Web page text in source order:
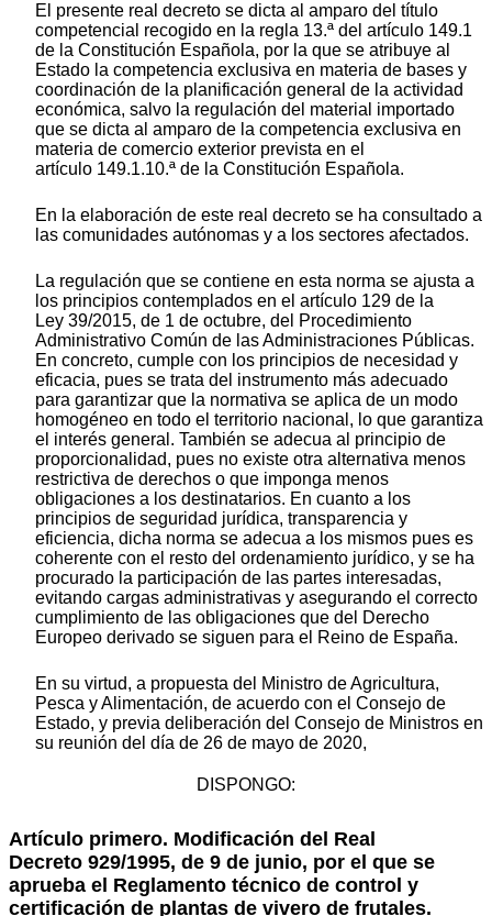
El presente real decreto se dicta al amparo del título
competencial recogido en la regla 13.ª del artículo 149.1
de la Constitución Española, por la que se atribuye al
Estado la competencia exclusiva en materia de bases y
coordinación de la planificación general de la actividad
económica, salvo la regulación del material importado
que se dicta al amparo de la competencia exclusiva en
materia de comercio exterior prevista en el
artículo 149.1.10.ª de la Constitución Española.
En la elaboración de este real decreto se ha consultado a
las comunidades autónomas y a los sectores afectados.
La regulación que se contiene en esta norma se ajusta a
los principios contemplados en el artículo 129 de la
Ley 39/2015, de 1 de octubre, del Procedimiento
Administrativo Común de las Administraciones Públicas.
En concreto, cumple con los principios de necesidad y
eficacia, pues se trata del instrumento más adecuado
para garantizar que la normativa se aplica de un modo
homogéneo en todo el territorio nacional, lo que garantiza
el interés general. También se adecua al principio de
proporcionalidad, pues no existe otra alternativa menos
restrictiva de derechos o que imponga menos
obligaciones a los destinatarios. En cuanto a los
principios de seguridad jurídica, transparencia y
eficiencia, dicha norma se adecua a los mismos pues es
coherente con el resto del ordenamiento jurídico, y se ha
procurado la participación de las partes interesadas,
evitando cargas administrativas y asegurando el correcto
cumplimiento de las obligaciones que del Derecho
Europeo derivado se siguen para el Reino de España.
En su virtud, a propuesta del Ministro de Agricultura,
Pesca y Alimentación, de acuerdo con el Consejo de
Estado, y previa deliberación del Consejo de Ministros en
su reunión del día de 26 de mayo de 2020,
DISPONGO:
Artículo primero. Modificación del Real
Decreto 929/1995, de 9 de junio, por el que se
aprueba el Reglamento técnico de control y
certificación de plantas de vivero de frutales.